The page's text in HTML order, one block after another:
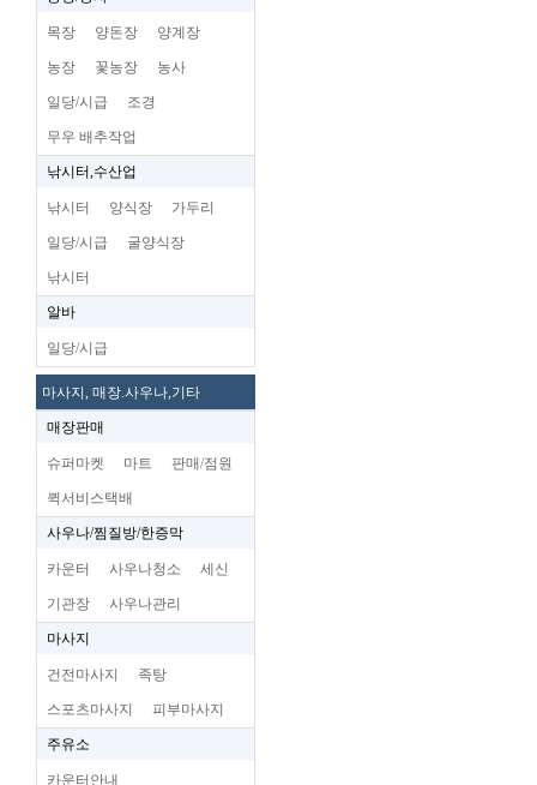
목장 양돈장 양계장
농장 꽃농장 농사
일당/시급 조경
무우 배추작업
낚시터,수산업
낚시터 양식장 가두리
일당/시급 굴양식장
낚시터
알바
일당/시급
마사지, 매장.사우나,기타
매장판매
슈퍼마켓 마트 판매/점원
퀵서비스택배
사우나/찜질방/한증막
카운터 사우나청소 세신
기관장 사우나관리
마사지
건전마사지 족탕
스포츠마사지 피부마사지
주유소
카운터안내